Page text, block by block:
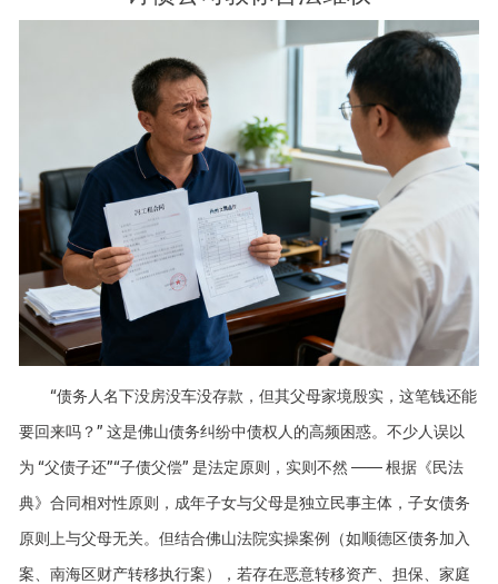
“债务人名下没房没车没存款，但其父母家境殷实，这笔钱还能
要回来吗？” 这是佛山债务纠纷中债权人的高频困惑。不少人误以
为 “父债子还”“子债父偿” 是法定原则，实则不然 —— 根据《民法
典》合同相对性原则，成年子女与父母是独立民事主体，子女债务
原则上与父母无关。但结合佛山法院实操案例（如顺德区债务加入
案、南海区财产转移执行案），若存在恶意转移资产、担保、家庭